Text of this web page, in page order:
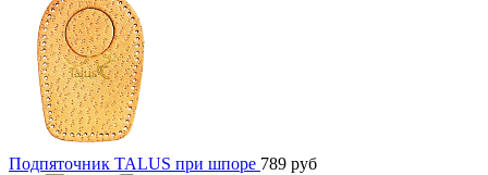
Подпяточник TALUS при шпоре 789 руб